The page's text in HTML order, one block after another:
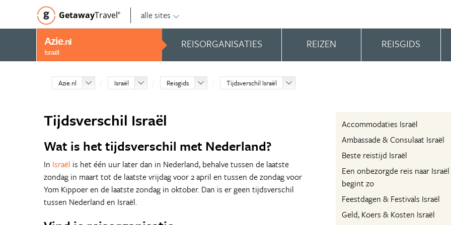
GetawayTravel© alle sites
Azie.nl
Israël
REISORGANISATIES REIZEN REISGIDS
Azie.nl Israël Reisgids Tijdsverschil Israël
Accommodaties Israël
Ambassade & Consulaat Israël
Beste reistijd Israël
Een onbezorgde reis naar Israël
begint zo
Feestdagen & Festivals Israël
Geld, Koers & Kosten Israël
Tijdsverschil Israël
Wat is het tijdsverschil met Nederland?
In Israël is het één uur later dan in Nederland, behalve tussen de laatste
zondag in maart tot de laatste vrijdag voor 2 april en tussen de zondag voor
Yom Kippoer en de laatste zondag in oktober. Dan is er geen tijdsverschil
tussen Nederland en Israël.